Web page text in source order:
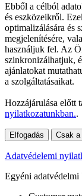
Ebből a célból
és eszközeikről.
optimalizálására és
megjelenítésére,
használjuk fel. Az
szinkronizálhatjuk,
ajánlatokat
a szolgáltatásaikat.
Hozzájárulása előtt
nyilatkozatunkban..
Elfogadás Csak
Adatvédelemi
Egyéni adatvédelmi